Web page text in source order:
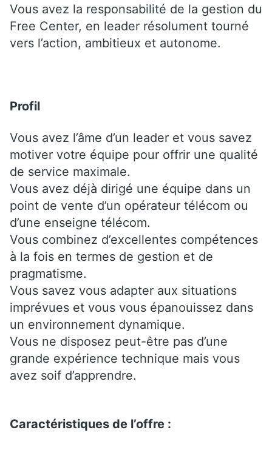
Vous avez la responsabilité de la gestion du
Free Center, en leader résolument tourné
vers l’action, ambitieux et autonome.
Profil
Vous avez l’âme d’un leader et vous savez
motiver votre équipe pour offrir une qualité
de service maximale.
Vous avez déjà dirigé une équipe dans un
point de vente d’un opérateur télécom ou
d’une enseigne télécom.
Vous combinez d’excellentes compétences
à la fois en termes de gestion et de
pragmatisme.
Vous savez vous adapter aux situations
imprévues et vous vous épanouissez dans
un environnement dynamique.
Vous ne disposez peut-être pas d’une
grande expérience technique mais vous
avez soif d’apprendre.
Caractéristiques de l’offre :